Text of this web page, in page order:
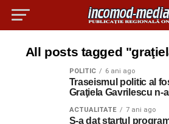
All posts tagged
POLITIC 6 ani ago
Traseismul politic al
Graţiela Gavrilescu n-
ACTUALITATE 7 ani ago
S-a dat startul